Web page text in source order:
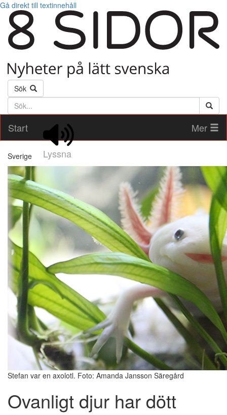
Gå direkt till textinnehåll
Sök
Söktext
Start
Lyssna
Mer
Sverige
Stefan var en axolotl. Foto: Amanda Jansson Säregård
Ovanligt djur har dött